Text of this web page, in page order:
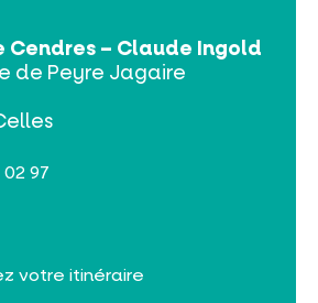
Rechercher
Cendres – Claude Ingold
de Peyre Jagaire
02 97
votre itinéraire